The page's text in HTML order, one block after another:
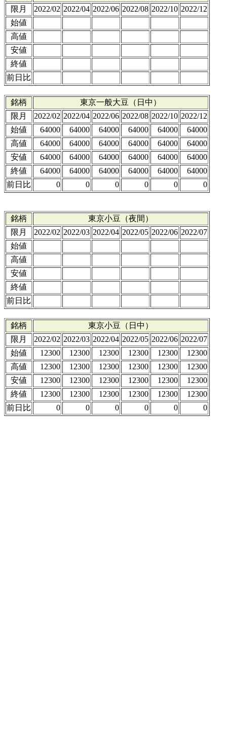
限月
2022/02 2022/04 2022/06 2022/08 2022/10 2022/12
始値
高値
安値
終値
前日比
銘柄
東京一般大豆（日中）
限月
2022/02 2022/04 2022/06 2022/08 2022/10 2022/12
始値
64000 64000 64000 64000 64000
64000
高値
64000 64000 64000 64000 64000
64000
安値
64000 64000 64000 64000 64000
64000
終値
64000 64000 64000 64000 64000
64000
前日比
0 0 0 0 0 0
銘柄
東京小豆（夜間）
限月
2022/02 2022/03 2022/04 2022/05 2022/06 2022/07
始値
高値
安値
終値
前日比
銘柄
東京小豆（日中）
限月
2022/02 2022/03 2022/04 2022/05 2022/06 2022/07
始値
12300 12300 12300 12300 12300
12300
高値
12300 12300 12300 12300 12300
12300
安値
12300 12300 12300 12300 12300
12300
終値
12300 12300 12300 12300 12300
12300
前日比
0 0 0 0 0 0